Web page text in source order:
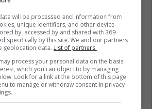
will be processed and information from
unique identifiers, and other device
by, accessed by and shared with 369
specifically by this site. We and our partners
geolocation data. List of partners.
process your personal data on the basis
which you can object to by managing
Look for a link at the bottom of this page
to manage or withdraw consent in privacy